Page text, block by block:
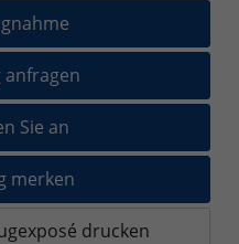
anfragen
Sie an
merken
drucken